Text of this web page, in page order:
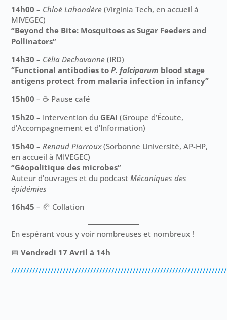
14h00 – Chloé Lahondère (Virginia Tech, en accueil à
MIVEGEC)
“Beyond the Bite: Mosquitoes as Sugar Feeders and
Pollinators”
14h30 – Célia Dechavanne (IRD)
“Functional antibodies toP. falciparum blood stage
antigens protect from malaria infection in infancy”
15h00 – ☕ Pause café
15h20 – Intervention du GEAI (Groupe d’Écoute,
d’Accompagnement et d’Information)
15h40 – Renaud Piarroux(Sorbonne Université, AP-HP,
en accueil à MIVEGEC)
“Géopolitique des microbes”
Auteur d’ouvrages et du podcast Mécaniques des
épidémies
16h45 – 🥐 Collation
En espérant vous y voir nombreuses et nombreux !
📅Vendredi 17 Avril à 14h